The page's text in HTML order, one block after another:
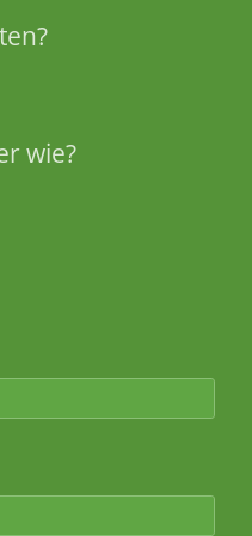
wie?